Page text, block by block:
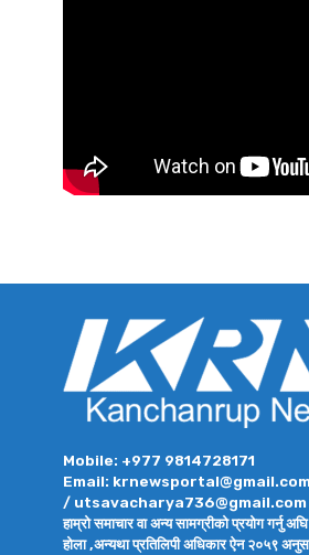
Mobile: +977 9814728171
Email: krnewsportal@gmail.com
/ utsavacharya736@gmail.com कुनै
हाम्रो समाचार वा अन्य सामग्रीको प्रयोग गर्नु
होला ,अन्यथा प्रतिलिपी अधिकार ऐन २०५९